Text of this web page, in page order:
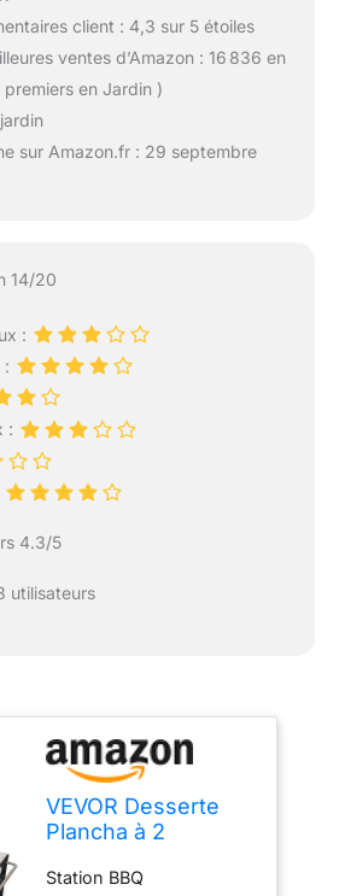
client : 4,3 sur 5 étoiles
ventes d’Amazon : 16 836 en
en Jardin )
sur Amazon.fr : 29 septembre
14/20
:
:
:
4.3/5
utilisateurs
VEVOR Desserte
Plancha à 2
Barbecue avec
Station BBQ